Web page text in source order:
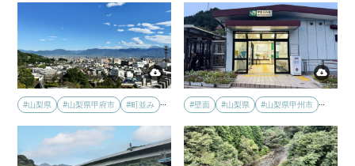
#山梨県 #山梨県甲府市 #町並み #壁面 #山梨県 #山梨県甲州市